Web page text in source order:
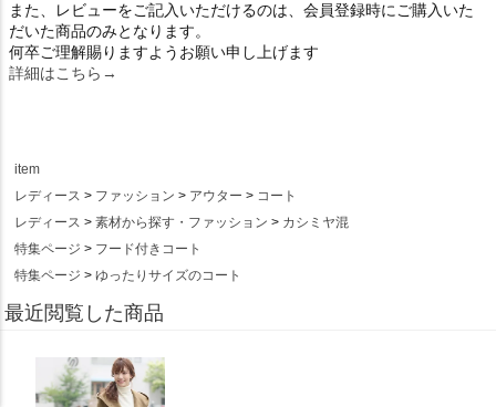
また、レビューをご記入いただけるのは、会員登録時にご購入いた
だいた商品のみとなります。
何卒ご理解賜りますようお願い申し上げます
詳細はこちら→
item
レディース
ファッション アウター
コート
レディース
素材から探す・ファッション
カシミヤ混
特集ページ
フード付きコート
特集ページ
ゆったりサイズのコート
最近閲覧した商品